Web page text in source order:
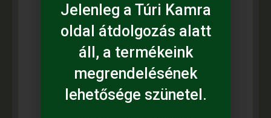
Leírás
Készítő: Biharyné Zoltán Mária Emese,
fazekas mester
Jelenleg a Túri Kamra
oldal átdolgozás alatt
áll, a termékeink
megrendelésének
lehetősége szünetel.